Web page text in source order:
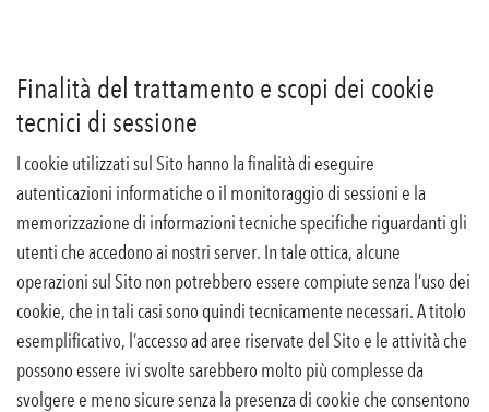
Finalità del trattamento e scopi dei cookie
tecnici di sessione
I cookie utilizzati sul Sito hanno la finalità di eseguire
autenticazioni informatiche o il monitoraggio di sessioni e la
memorizzazione di informazioni tecniche specifiche riguardanti gli
utenti che accedono ai nostri server. In tale ottica, alcune
operazioni sul Sito non potrebbero essere compiute senza l’uso dei
cookie, che in tali casi sono quindi tecnicamente necessari. A titolo
esemplificativo, l’accesso ad aree riservate del Sito e le attività che
possono essere ivi svolte sarebbero molto più complesse da
svolgere e meno sicure senza la presenza di cookie che consentono